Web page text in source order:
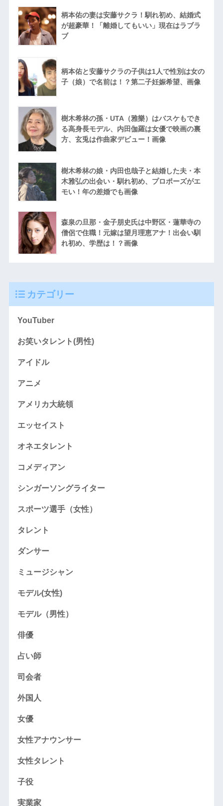
柄本佑の妻は安藤サクラ！馴れ初め、結婚式
が超豪華！「離婚してもいい」現在はラブラ
ブ
柄本佑と安藤サクラの子供は1人で性別は女の
子（娘）で名前は！？第二子妊娠希望、画像
樹木希林の孫・UTA（雅樂）はバスケもでき
る高身長モデル、内田伽羅は女優で映画の裏
方、玄兎は作曲家デビュー！画像
樹木希林の娘・内田也哉子と結婚した夫・本
木雅弘の出会い・馴れ初め、プロポーズがエ
モい！年の差婚でも画像
森泉の旦那・金子朋史氏は中野区・蓮華寺の
僧侶で住職！元嫁は望月理恵アナ！出会い馴
れ初め、学歴は！？画像
カテゴリー
YouTuber
お笑いタレント(男性)
アイドル
アニメ
アメリカ大統領
エッセイスト
オネエタレント
コメディアン
シンガーソングライター
スポーツ選手（女性）
タレント
ダンサー
ミュージシャン
モデル(女性)
モデル（男性）
俳優
占い師
司会者
外国人
女優
女性アナウンサー
女性タレント
子役
実業家